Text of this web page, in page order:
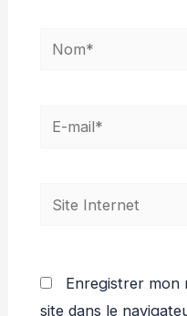
Nom*
E-
Site
Enregistrer mon
site dans le